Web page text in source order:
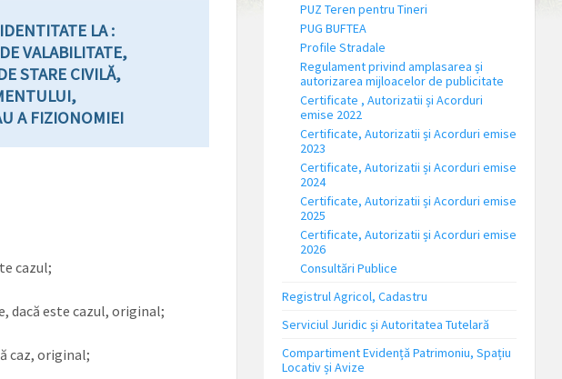
LA :
VALABILITATE,
STARE CIVILĂ,
A FIZIONOMIEI
cazul;
dacă este cazul, original;
caz, original;
PUZ Teren pentru Tineri
PUG BUFTEA
Profile Stradale
Regulament privind amplasarea și
autorizarea mijloacelor de publicitate
Certificate , Autorizatii și Acorduri
emise 2022
Certificate, Autorizatii și Acorduri emise
2023
Certificate, Autorizatii și Acorduri emise
2024
Certificate, Autorizatii și Acorduri emise
2025
Certificate, Autorizatii și Acorduri emise
2026
Consultări Publice
Registrul Agricol, Cadastru
Serviciul Juridic și Autoritatea Tutelară
Compartiment Evidență Patrimoniu, Spațiu
Locativ și Avize